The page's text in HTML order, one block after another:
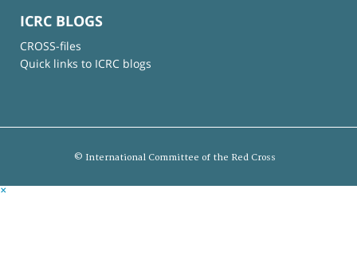
ICRC BLOGS
CROSS-files
Quick links to ICRC blogs
© International Committee of the Red Cross
×